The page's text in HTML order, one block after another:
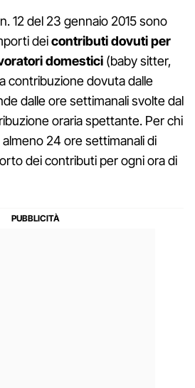
12 del 23 gennaio 2015 sono
deicontributi dovuti per
domestici (baby sitter,
contribuzione dovuta dalle
dalle ore settimanali svolte dal
oraria spettante. Per chi
24 ore settimanali di
dei contributi per ogni ora di